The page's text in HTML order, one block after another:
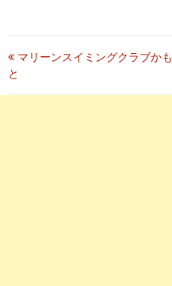
投
稿
マリーンスイミングクラブかも
と